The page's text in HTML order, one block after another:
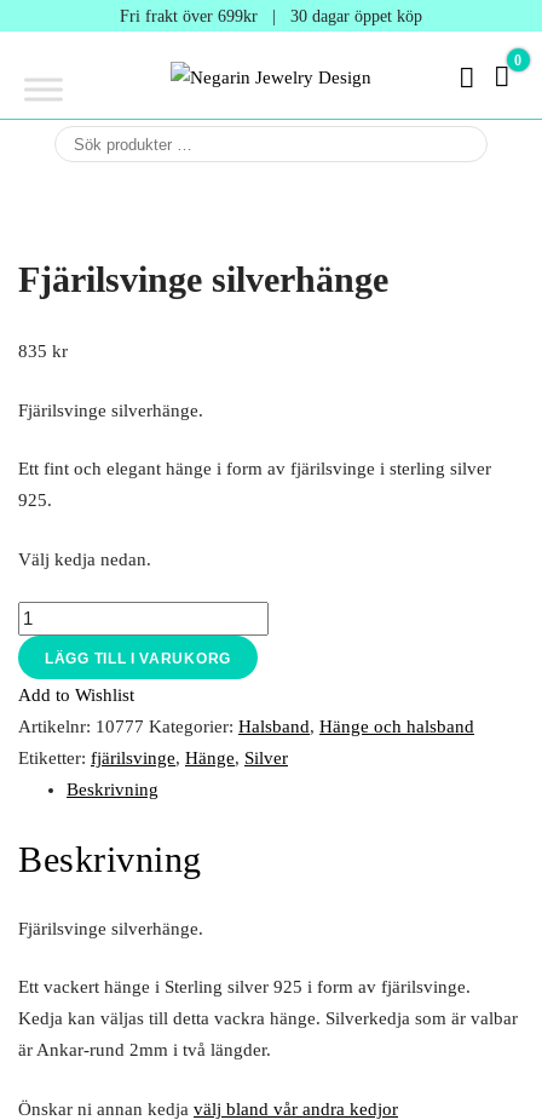
Design
Fri frakt över 699kr | 30 dagar öppet köp
NEGARIN
0 kr
0
Fjärilsvinge silverhänge
835 kr
Fjärilsvinge silverhänge.
Ett fint och elegant hänge i form av fjärilsvinge i sterling silver
925.
Välj kedja nedan.
LÄGG TILL I VARUKORG
Add to Wishlist
Artikelnr: 10777 Kategorier: Halsband, Hänge och halsband
Etiketter: fjärilsvinge, Hänge, Silver
Beskrivning
Beskrivning
Fjärilsvinge silverhänge.
Ett vackert hänge i Sterling silver 925 i form av fjärilsvinge.
Kedja kan väljas till detta vackra hänge. Silverkedja som är valbar
är Ankar-rund 2mm i två längder.
Önskar ni annan kedja välj bland vår andra kedjor